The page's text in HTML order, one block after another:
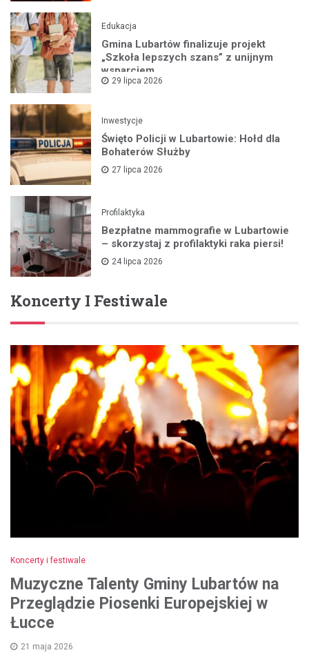
Edukacja
Gmina Lubartów finalizuje projekt
„Szkoła lepszych szans” z unijnym
wsparciem
29 lipca 2026
Inwestycje
Święto Policji w Lubartowie: Hołd dla
Bohaterów Służby
27 lipca 2026
Profilaktyka
Bezpłatne mammografie w Lubartowie
– skorzystaj z profilaktyki raka piersi!
24 lipca 2026
Koncerty I Festiwale
Koncerty i festiwale
Muzyczne Talenty Gminy Lubartów na
Przeglądzie Piosenki Europejskiej w
Łucce
21 maja 2026